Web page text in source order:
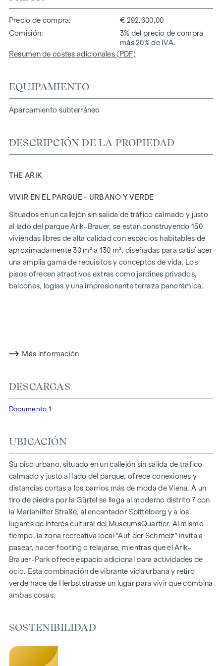
Precio de compra
€ 292.600,00
Comisión
3% del precio de compra
más 20% de IVA.
Resumen de costes adicionales (PDF)
EQUIPAMIENTO
Aparcamiento subterráneo
DESCRIPCIÓN DE LA PROPIEDAD
THE ARIK
VIVIR EN EL PARQUE - URBANO Y VERDE
Situados en un callejón sin salida de tráfico calmado y justo
al lado del parque Arik-Brauer, se están construyendo 150
viviendas libres de alta calidad con espacios habitables de
aproximadamente 30 m² a 130 m², diseñadas para satisfacer
una amplia gama de requisitos y conceptos de vida. Los
pisos ofrecen atractivos extras como jardines privados,
balcones, logias y una impresionante terraza panorámica,
fotovoltaica y la calefacción urbana, garantizan un
Más información en:WOHNEN AM PARK, 1160 Viena,
Herbststraße - Winegg
Superficie habitable de aprox. 30 a 130 m²
Pisos de 1 a 4 habitaciones
Jardines, balcones, logias y terrazas
Grandes alturas
Aparcamiento subterráneo | e-mobility
Tranquilo patio interior
Sistema fotovoltaico en el tejado
Sala común
LLEGAR A CASA
En Herbststrasse le espera una experiencia vital única que
combina diseño y comodidad de forma extraordinaria. El
atemporal, ideal para una vida moderna y con estilo. Los
garantizan un confort natural en las estancias. Para mayor
Más información
DESCARGAS
Documento 1
UBICACIÓN
Su piso urbano, situado en un callejón sin salida de tráfico
calmado y justo al lado del parque, ofrece conexiones y
distancias cortas a los barrios más de moda de Viena. A un
tiro de piedra por la Gürtel se llega al moderno distrito 7 con
la Mariahilfer Straße, al encantador Spittelberg y a los
lugares de interés cultural del MuseumsQuartier. Al mismo
tiempo, la zona recreativa local "Auf der Schmelz" invita a
pasear, hacer footing o relajarse, mientras que el Arik-
Brauer-Park ofrece espacio adicional para actividades de
ocio. Esta combinación de vibrante vida urbana y retiro
verde hace de Herbststrasse un lugar para vivir que combina
ambas cosas.
SOSTENIBILIDAD